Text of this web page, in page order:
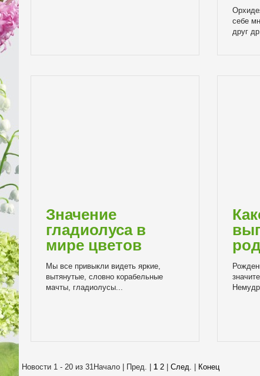
себе
друг
Значение
гладиолуса в
мире цветов
Мы все привыкли видеть яркие,
вытянутые, словно корабельные
мачты, гладиолусы...
Новости 1 - 20 из 31Начало | Пред. | 1 2 След. Конец